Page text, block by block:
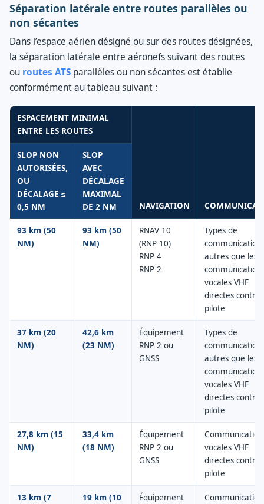
Séparation latérale entre routes parallèles ou
non sécantes
Dans l’espace aérien désigné ou sur des routes désignées,
la séparation latérale entre aéronefs suivant des routes
ou routes ATS parallèles ou non sécantes est établie
conformément au tableau suivant :
ESPACEMENT MINIMAL
ENTRE LES ROUTES
NAVIGATION
SLOP NON
AUTORISÉES,
OU
DÉCALAGE ≤
0,5 NM
SLOP
AVEC
DÉCALAGE
MAXIMAL
DE 2 NM
93 km (50
NM)
93 km (50
NM)
RNAV 10
(RNP 10)
RNP 4
RNP 2
Types de
autres que les
vocales VHF
directes
pilote
37 km (20
NM)
42,6 km
(23 NM)
Équipement
RNP 2 ou
GNSS
Types de
autres que les
vocales VHF
directes
pilote
27,8 km (15
NM)
33,4 km
(18 NM)
Équipement
RNP 2 ou
GNSS
vocales VHF
directes
pilote
13 km (7
19 km (10
Équipement